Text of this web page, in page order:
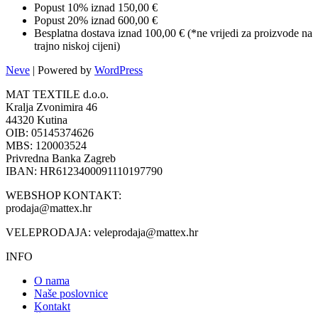
Popust 10% iznad 150,00 €
Popust 20% iznad 600,00 €
Besplatna dostava iznad 100,00 € (*ne vrijedi za proizvode na
trajno niskoj cijeni)
Neve | Powered by WordPress
MAT TEXTILE d.o.o.
Kralja Zvonimira 46
44320 Kutina
OIB: 05145374626
MBS: 120003524
Privredna Banka Zagreb
IBAN: HR6123400091110197790
WEBSHOP KONTAKT:
prodaja@mattex.hr
VELEPRODAJA: veleprodaja@mattex.hr
INFO
O nama
Naše poslovnice
Kontakt